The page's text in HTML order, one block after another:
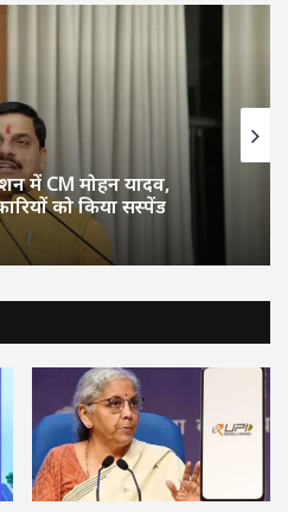
में CM मोहन यादव,
को किया सस्पेंड